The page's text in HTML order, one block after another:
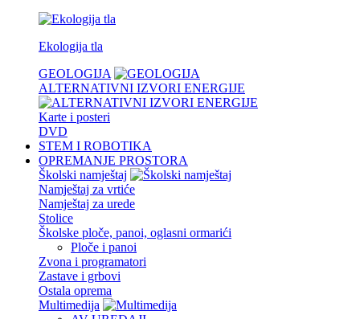
Ekologija tla
GEOLOGIJA
ALTERNATIVNI IZVORI ENERGIJE
Karte i posteri
DVD
STEM I ROBOTIKA
OPREMANJE PROSTORA
Školski namještaj
Namještaj za vrtiće
Namještaj za urede
Stolice
Školske ploče, panoi, oglasni ormarići
Ploče i panoi
Zvona i programatori
Zastave i grbovi
Ostala oprema
Multimedija